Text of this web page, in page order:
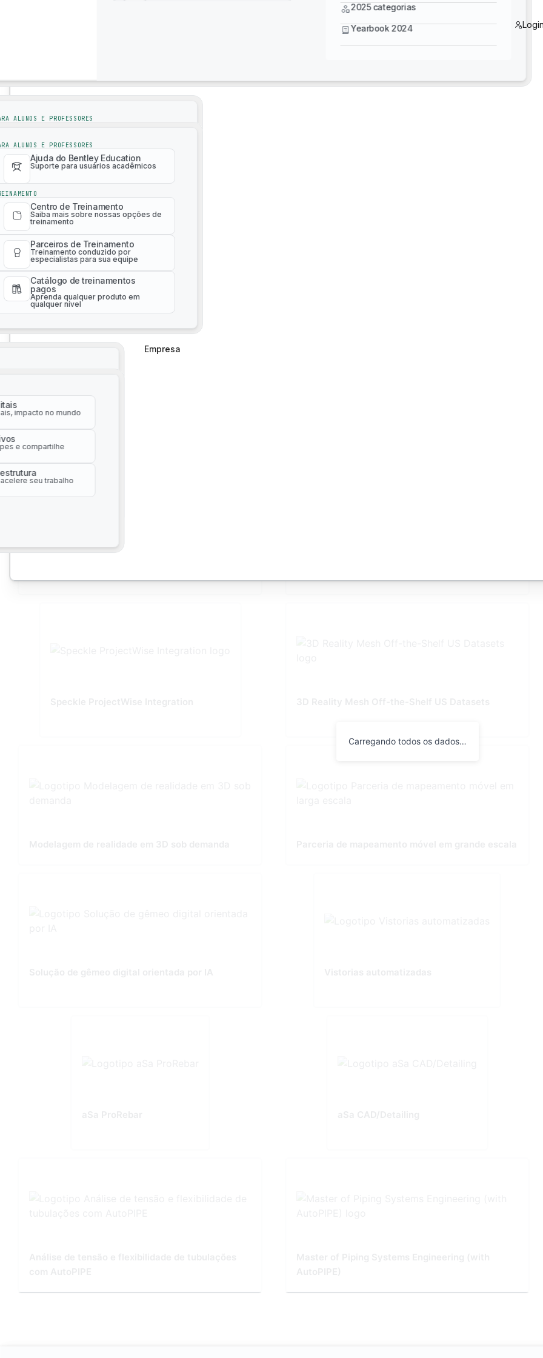
ALUNOS E PROFESSORES
treinamento
Parceiros de Treinamento
Treinamento conduzido por
especialistas para sua equipe
Catálogo de treinamentos
pagos
Aprenda qualquer produto em
qualquer nível
e compartilhe
seu trabalho
2025 categorias
Yearbook 2024
ALUNOS E PROFESSORES
Ajuda do Bentley Education
Suporte para usuários acadêmicos
Centro de Treinamento
Saiba mais sobre nossas opções de
treinamento
Parceiros de Treinamento
Treinamento conduzido por
especialistas para sua equipe
Catálogo de treinamentos
pagos
Aprenda qualquer produto em
qualquer nível
Empresa
impacto no mundo
e compartilhe
seu trabalho
Login
Explore e interaja com nosso ecossistema global e inovador para simplificar fluxos de trabalho e
Are you a solution provider?Click here
API de dados de sustentabilidade
3D Navigation with SpaceMouse
Carregando todos os dados…